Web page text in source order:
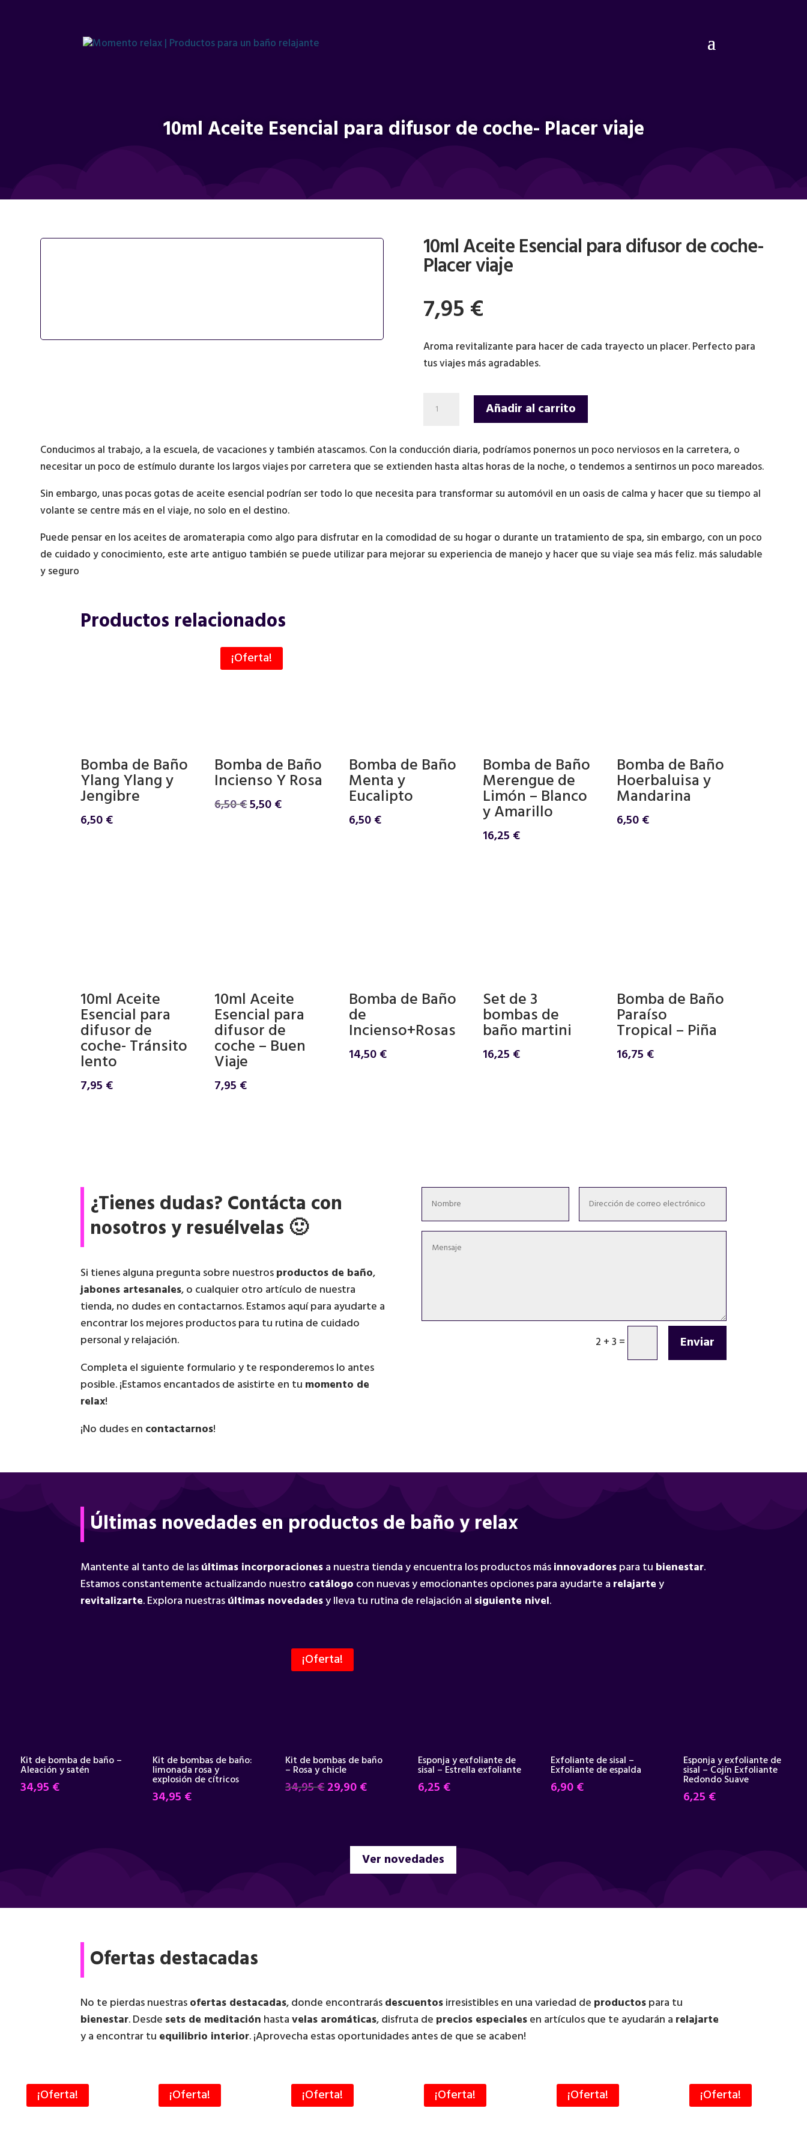
10ml Aceite Esencial para difusor de coche- Placer viaje
10ml Aceite Esencial para difusor de coche-
Placer viaje
7,95€
Aroma revitalizante para hacer de cada trayecto un placer. Perfecto para
tus viajes más agradables.
Aceite
para
difusor
coche-
viaje
cantidad
Añadir al carrito
Conducimos al trabajo, a la escuela, de vacaciones y también atascamos. Con la conducción diaria, podríamos ponernos un poco nerviosos en la carretera, o
necesitar un poco de estímulo durante los largos viajes por carretera que se extienden hasta altas horas de la noche, o tendemos a sentirnos un poco mareados.
Sin embargo, unas pocas gotas de aceite esencial podrían ser todo lo que necesita para transformar su automóvil en un oasis de calma y hacer que su tiempo al
volante se centre más en el viaje, no solo en el destino.
Puede pensar en los aceites de aromaterapia como algo para disfrutar en la comodidad de su hogar o durante un tratamiento de spa, sin embargo, con un poco
de cuidado y conocimiento, este arte antiguo también se puede utilizar para mejorar su experiencia de manejo y hacer que su viaje sea más feliz. más saludable
y seguro
Productos relacionados
Bomba de Baño
Ylang Ylang y
Jengibre
6,50€
¡Oferta!
Bomba de Baño
Incienso Y Rosa
6,50€El
5,50€El
Bomba de Baño
Menta y
Eucalipto
6,50€
Bomba de Baño
Merengue de
Limón – Blanco
y Amarillo
16,25 €
Bomba de Baño
Hoerbaluisa y
Mandarina
6,50€
10ml Aceite
Esencial para
difusor de
coche- Tránsito
lento
7,95 €
10ml Aceite
Esencial para
difusor de
coche – Buen
Viaje
7,95 €
Bomba de Baño
de
Incienso+Rosas
14,50€
Set de 3
bombas de
baño martini
16,25 €
Bomba de Baño
Paraíso
Tropical – Piña
16,75 €
¿Tienes dudas? Contácta con
nosotros y resuélvelas 🙂
Si tienes alguna pregunta sobre nuestrosproductos de baño,
jabones artesanales, o cualquier otro artículo de nuestra
tienda, no dudes en contactarnos. Estamos aquí para ayudarte a
encontrar los mejores productos para tu rutina de cuidado
personal y relajación.
Completa el siguiente formulario y te responderemos lo antes
posible. ¡Estamos encantados de asistirte en tu momento de
relax!
¡No dudes en contactarnos!
2 + 3 = Enviar
Últimas novedades en productos de baño y relax
Mantente al tanto de lasúltimas incorporacionesa nuestra tienda y encuentra los productos másinnovadorespara tu bienestar.
Estamos constantemente actualizando nuestro catálogo con nuevas y emocionantes opciones para ayudarte a relajartey
revitalizarte. Explora nuestrasúltimas novedadesy lleva tu rutina de relajación al siguiente nivel.
Kit de bomba de baño –
Aleación y satén
34,95 €
Kit de bombas de baño:
limonada rosa y
explosión de cítricos
34,95 €
¡Oferta!
Kit de bombas de baño
– Rosa y chicle
34,95€El
34,95 €.
29,90€El
29,90 €.
Esponja y exfoliante de
sisal – Estrella exfoliante
6,25 €
Exfoliante de sisal –
Exfoliante de espalda
6,90€
Esponja y exfoliante de
sisal – Cojín Exfoliante
Redondo Suave
6,25 €
Ver novedades
Ofertas destacadas
No te pierdas nuestrasofertas destacadas, donde encontrarásdescuentosirresistibles en una variedad de productospara tu
bienestar. Desde sets de meditación hastavelas aromáticas, disfruta de precios especialesen artículos que te ayudarán a relajarte
y a encontrar tu equilibrio interior. ¡Aprovecha estas oportunidades antes de que se acaben!
¡Oferta! ¡Oferta! ¡Oferta! ¡Oferta! ¡Oferta! ¡Oferta!